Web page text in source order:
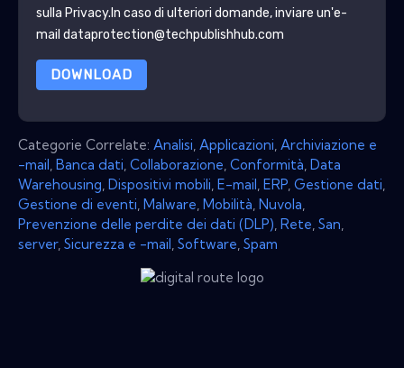
sulla Privacy.In caso di ulteriori domande, inviare un'e-
mail dataprotection@techpublishhub.com
DOWNLOAD
Categorie Correlate: Analisi Applicazioni Archiviazione e
-mail Banca dati Collaborazione Conformità Data
Warehousing Dispositivi mobili E-mail ERP Gestione dati
Gestione di eventi Malware Mobilità Nuvola
Prevenzione delle perdite dei dati (DLP) Rete San
server, Sicurezza e -mail Software Spam